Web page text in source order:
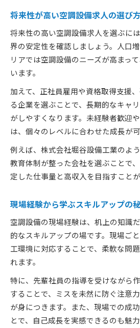
空調設備求人で安定就業と
空調設備求人で長期的な
スキル磨きが叶う空調設備
空調設備業界で注目のスキル
空調設備求人で生まれた
現場で役立つ空調設備ス
空調設備求人でキャリアア
スキル習得に成功した空
空調設備求人で目指す理
将来性が高い空調設備求人の選び方
将来性の高い空調設備求人を選ぶに
界の安定性を確認しましょう。人口
リアでは空調設備のニーズが高まっ
います。
加えて、正社員雇用や資格取得支援
る企業を選ぶことで、長期的なキャ
がしやすくなります。未経験者歓迎
は、個々のレベルに合わせた成長が可
例えば、株式会社堀谷設備工業のよ
教育体制が整った会社を選ぶことで
定した仕事量と高収入を目指すことが
現場経験から学ぶスキルアップの
空調設備の現場経験は、机上の知識
的なスキルアップの場です。現場ご
工環境に対応することで、柔軟な問
れます。
特に、先輩社員の指導を受けながら
することで、ミスを未然に防ぐ注意
が身につきます。また、現場での成
とで、自己成長を実感できるのも魅力